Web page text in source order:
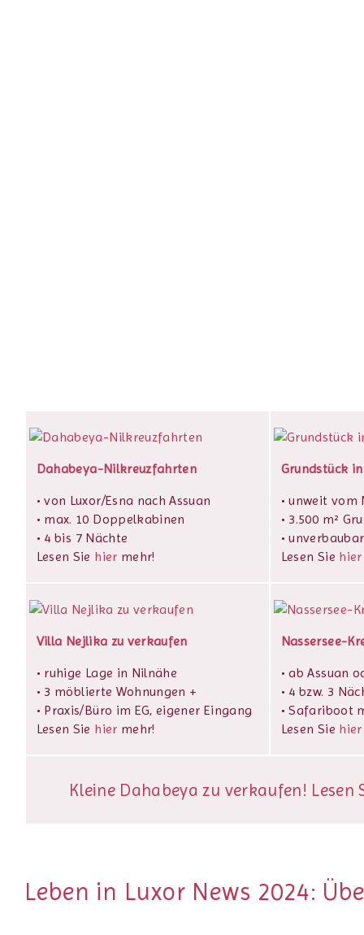
Dahabeya-Nilkreuzfahrten
• von Luxor/Esna nach Assuan
• max. 10 Doppelkabinen
• 4 bis 7 Nächte
Lesen Sie hier mehr!
Grundstück
• unweit vom
• 3.500 m²
•
Lesen Sie hier
Villa Nejlika zu verkaufen
• ruhige Lage in Nilnähe
• 3 möblierte Wohnungen +
• Praxis/Büro im EG, eigener Eingang
Lesen Sie hier mehr!
Nassersee-
• ab Assuan
• 4 bzw. 3
• Safariboot
Lesen Sie hier
Kleine Dahabeya zu verkaufen! Lesen
Leben in Luxor News 2024: